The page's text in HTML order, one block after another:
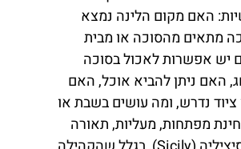
האם מקום הלינה נמצא
מתאים מהסוכה או מבית
יש אפשרות לאכול בסוכה
האם ניתן להביא אוכל, האם
נדרש, ומה עושים בשבת או
מפתחות, מעליות, תאורה